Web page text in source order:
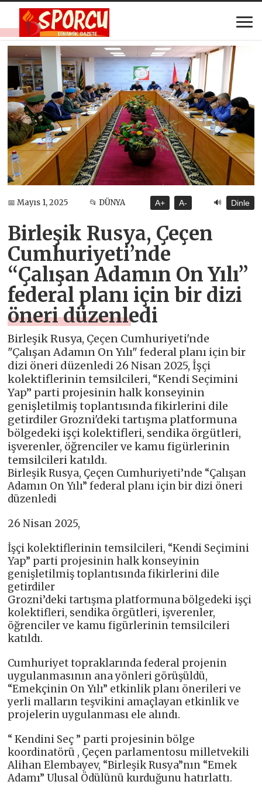
📅 Mayıs 1, 2025 📂 DÜNYA A+ A- 🔊 Dinle
Birleşik Rusya, Çeçen
Cumhuriyeti’nde
“Çalışan Adamın On Yılı”
federal planı için bir dizi
öneri düzenledi
Birleşik Rusya, Çeçen Cumhuriyeti'nde
"Çalışan Adamın On Yılı" federal planı için bir
dizi öneri düzenledi 26 Nisan 2025, İşçi
kolektiflerinin temsilcileri, “Kendi Seçimini
Yap” parti projesinin halk konseyinin
genişletilmiş toplantısında fikirlerini dile
getirdiler Grozni'deki tartışma platformuna
bölgedeki işçi kolektifleri, sendika örgütleri,
işverenler, öğrenciler ve kamu figürlerinin
temsilcileri katıldı.
Birleşik Rusya, Çeçen Cumhuriyeti’nde “Çalışan
Adamın On Yılı” federal planı için bir dizi öneri
düzenledi
26 Nisan 2025,
İşçi kolektiflerinin temsilcileri, “Kendi Seçimini
Yap” parti projesinin halk konseyinin
genişletilmiş toplantısında fikirlerini dile
getirdiler
Grozni’deki tartışma platformuna bölgedeki işçi
kolektifleri, sendika örgütleri, işverenler,
öğrenciler ve kamu figürlerinin temsilcileri
katıldı.
Cumhuriyet topraklarında federal projenin
uygulanmasının ana yönleri görüşüldü,
“Emekçinin On Yılı” etkinlik planı önerileri ve
yerli malların teşvikini amaçlayan etkinlik ve
projelerin uygulanması ele alındı.
“ Kendini Seç ” parti projesinin bölge
koordinatörü , Çeçen parlamentosu milletvekili
Alihan Elembayev, “Birleşik Rusya”nın “Emek
Adamı” Ulusal Ödülünü kurduğunu hatırlattı.